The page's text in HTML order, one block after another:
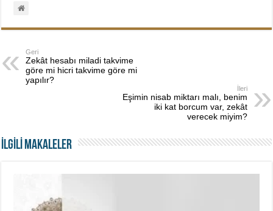
Geri
Zekât hesabı miladi takvime
göre mi hicri takvime göre mi
yapılır?
İleri
Eşimin nisab miktarı malı, benim
iki kat borcum var, zekât
verecek miyim?
İLGİLİ MAKALELER